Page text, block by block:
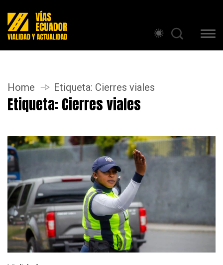
Home Etiqueta: Cierres viales
Etiqueta: Cierres viales